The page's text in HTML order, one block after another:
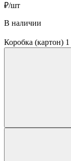
₽/шт
В наличии
Коробка (картон)